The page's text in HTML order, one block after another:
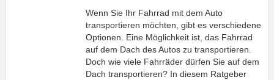
Wenn Sie Ihr Fahrrad mit dem Auto
transportieren möchten, gibt es verschiedene
Optionen. Eine Möglichkeit ist, das Fahrrad
auf dem Dach des Autos zu transportieren.
Doch wie viele Fahrräder dürfen Sie auf dem
Dach transportieren? In diesem Ratgeber